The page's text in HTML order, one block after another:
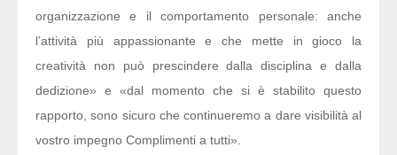
organizzazione e il comportamento personale: anche
l’attività più appassionante e che mette in gioco la
creatività non può prescindere dalla disciplina e dalla
dedizione» e «dal momento che si è stabilito questo
rapporto, sono sicuro che continueremo a dare visibilità al
vostro impegno Complimenti a tutti».